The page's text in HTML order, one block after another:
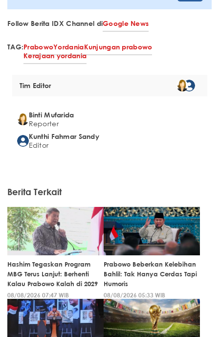
Follow Berita IDX Channel diGoogle News
TAG:PrabowoYordaniaKunjungan prabowo
Kerajaan yordania
Tim Editor
Binti Mufarida
Reporter
Kunthi Fahmar Sandy
Editor
Berita Terkait
Hashim Tegaskan Program
MBG Terus Lanjut: Berhenti
Kalau Prabowo Kalah di 2029
08/08/2026 07:47 WIB
Prabowo Beberkan Kelebihan
Bahlil: Tak Hanya Cerdas Tapi
Humoris
08/08/2026 05:33 WIB